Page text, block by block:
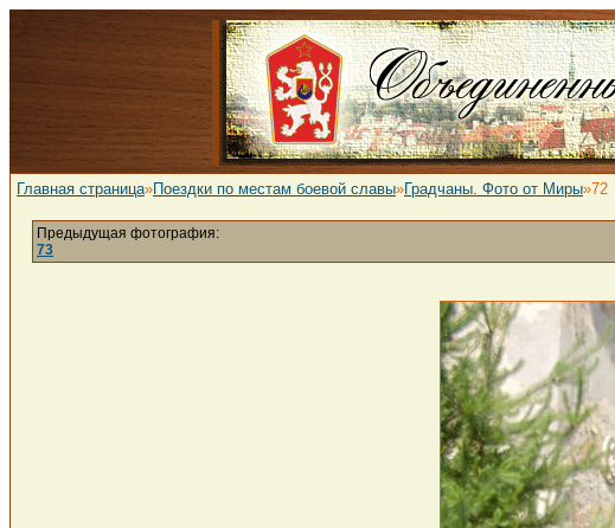
Главная страница»Поездки по местам боевой славы»Градчаны. Фото от Миры»72
Предыдущая фотография:
73